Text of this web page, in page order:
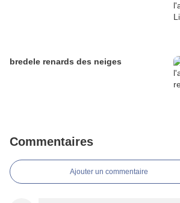
bredele renards des neiges
Commentaires
Ajouter un commentaire